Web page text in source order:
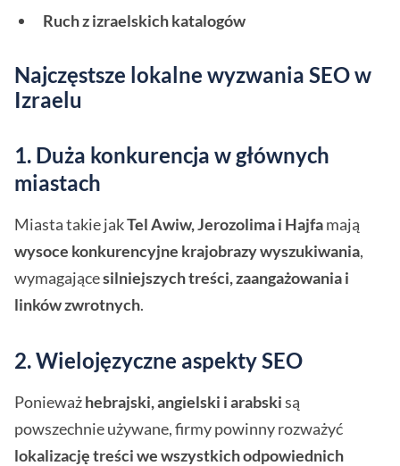
Ruch z izraelskich katalogów
Najczęstsze lokalne wyzwania SEO w
Izraelu
1. Duża konkurencja w głównych
miastach
Miasta takie jakTel Awiw, Jerozolima i Hajfamają
wysoce konkurencyjne krajobrazy wyszukiwania,
wymagającesilniejszych treści, zaangażowania i
linków zwrotnych.
2. Wielojęzyczne aspekty SEO
Ponieważhebrajski, angielski i arabskisą
powszechnie używane, firmy powinny rozważyć
lokalizację treści we wszystkich odpowiednich